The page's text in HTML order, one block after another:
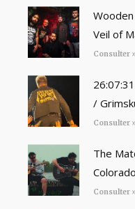
Veil of
Consulter
/
Consulter
The
Consulter